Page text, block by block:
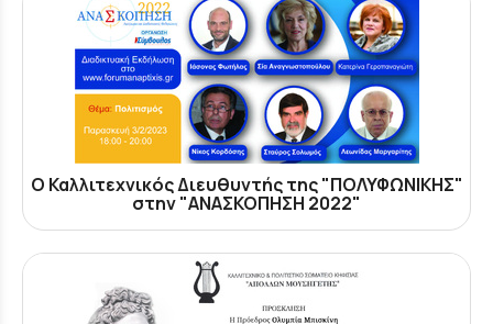
Ο Καλλιτεχνικός Διευθυντής της "ΠΟΛΥΦΩΝΙΚΗΣ"
στην "ΑΝΑΣΚΟΠΗΣΗ 2022"